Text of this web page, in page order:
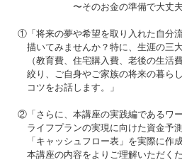
〜そのお金の準備で大丈夫で
①「将来の夢や希望を取り入れた自分
描いてみませんか？特に、生涯の三
（教育費、住宅購入費、老後の生活
絞り、ご自身やご家族の将来の暮ら
コツをお話します。」
②「さらに、本講座の実践編であるワー
ライフプランの実現に向けた資金予
「キャッシュフロー表」を実際に作成
本講座の内容をよりご理解いただくた